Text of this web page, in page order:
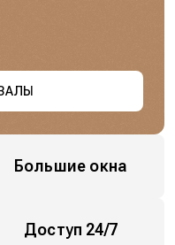
Большие окна
Доступ 24/7